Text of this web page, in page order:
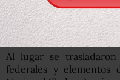
Al lugar se trasladaron
federales y elementos